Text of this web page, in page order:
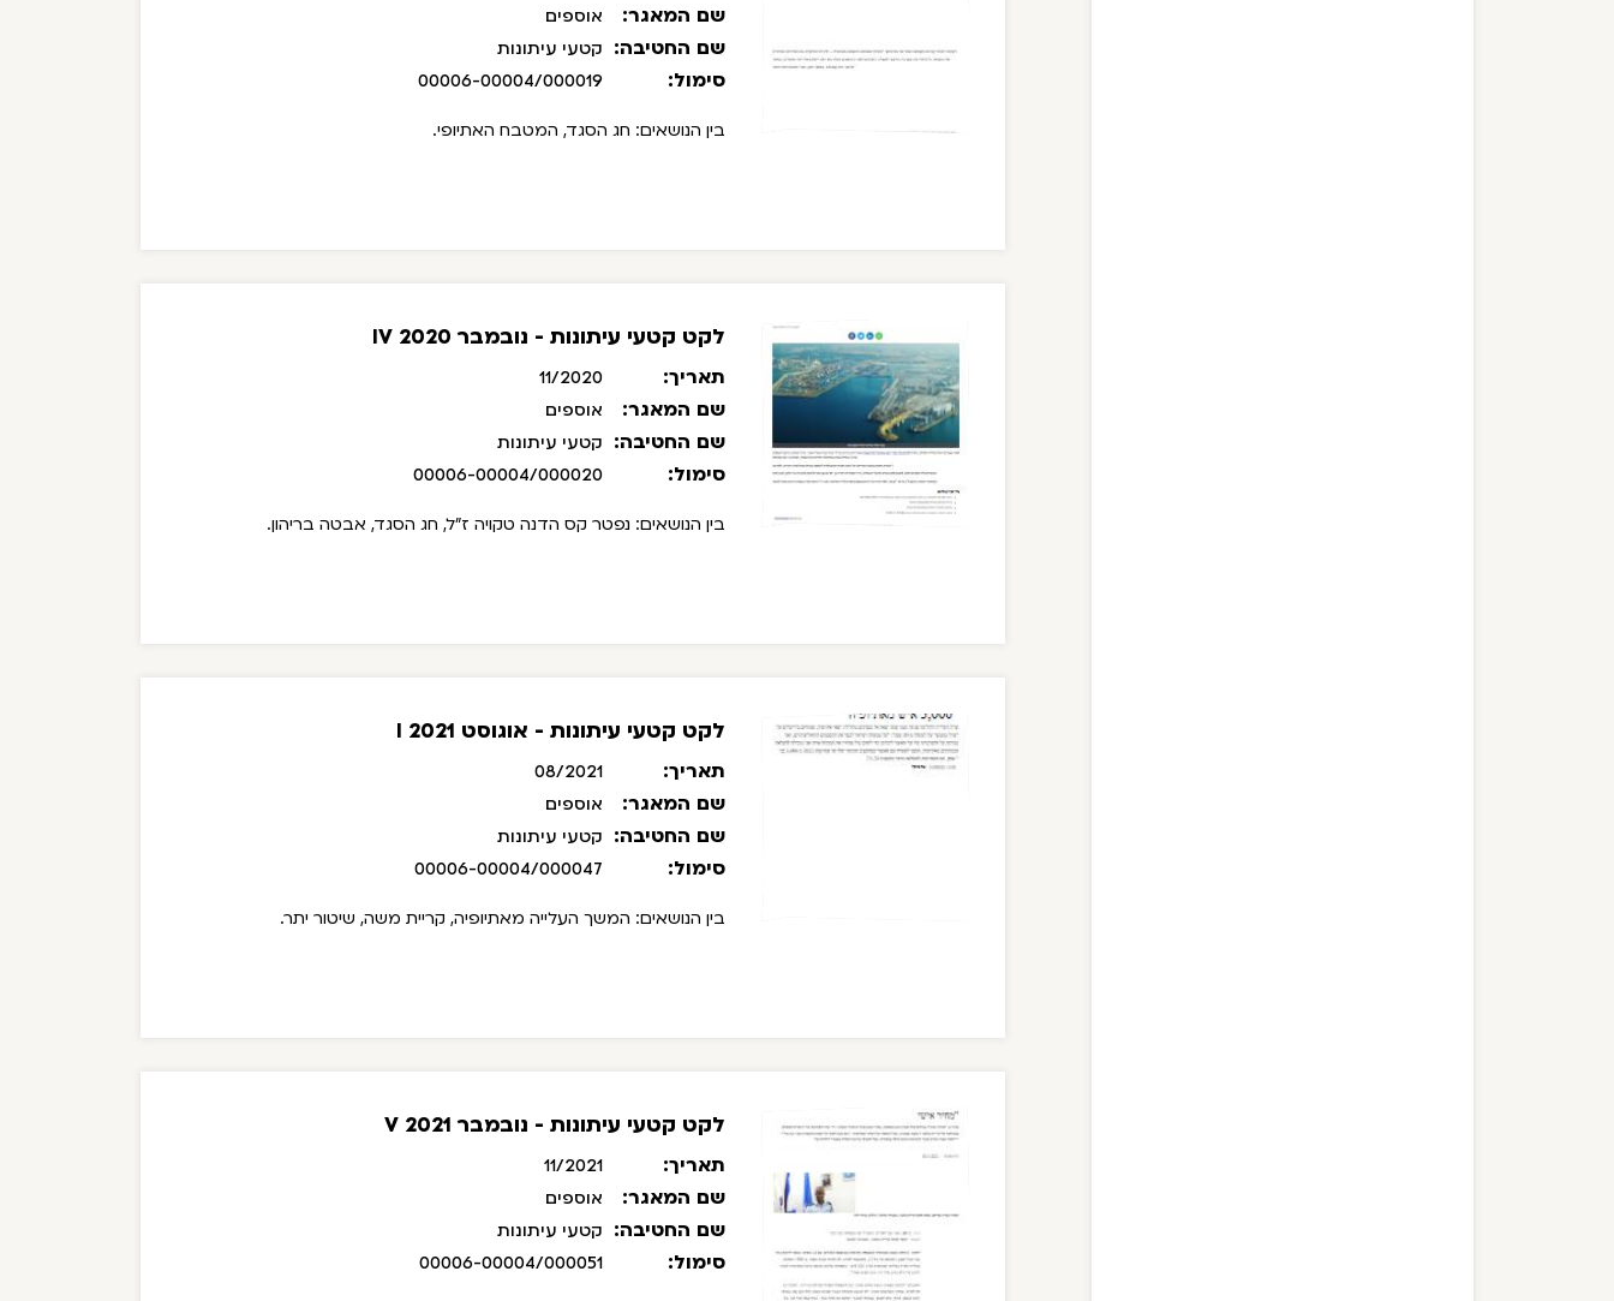
שם המאגר: אוספים
שם החטיבה: קטעי עיתונות
סימול: 00006-00004/000019
בין הנושאים: חג הסגד, המטבח האתיופי.
לקט קטעי עיתונות - נובמבר 2020 IV
תאריך: 11/2020
שם המאגר: אוספים
שם החטיבה: קטעי עיתונות
סימול: 00006-00004/000020
בין הנושאים: נפטר קס הדנה טקויה ז"ל, חג הסגד, אבטה בריהון.
לקט קטעי עיתונות - אוגוסט 2021 I
תאריך: 08/2021
שם המאגר: אוספים
שם החטיבה: קטעי עיתונות
סימול: 00006-00004/000047
בין הנושאים: המשך העלייה מאתיופיה, קריית משה, שיטור יתר.
לקט קטעי עיתונות - נובמבר 2021 V
תאריך: 11/2021
שם המאגר: אוספים
שם החטיבה: קטעי עיתונות
סימול: 00006-00004/000051